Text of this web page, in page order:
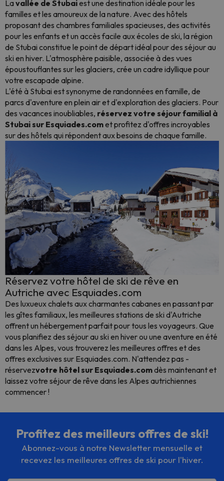
Lavallée de Stubaiest une destination idéale pour les
familles et les amoureux de la nature. Avec des hôtels
proposant des chambres familiales spacieuses, des activités
pour les enfants et un accès facile aux écoles de ski, la région
de Stubai constitue le point de départ idéal pour des séjour au
ski en hiver. L'atmosphère paisible, associée à des vues
époustouflantes sur les glaciers, crée un cadre idyllique pour
votre escapade alpine.
L'été à Stubai est synonyme de randonnées en famille, de
parcs d'aventure en plein air et d'exploration des glaciers. Pour
des vacances inoubliables, réservez votre séjour familial à
Stubai sur Esquiades.comet profitez d'offres incroyables
sur des hôtels qui répondent aux besoins de chaque famille.
Réservez votre hôtel de ski de rêve en
Autriche avec Esquiades.com
Des luxueux chalets aux charmantes cabanes en passant par
les gîtes familiaux, les meilleures stations de ski d'Autriche
offrent un hébergement parfait pour tous les voyageurs. Que
vous planifiez des séjour au ski en hiver ou une aventure en été
dans les Alpes, vous trouverez les meilleures offres et des
offres exclusives sur Esquiades.com. N'attendez pas -
réservezvotre hôtel sur Esquiades.comdès maintenant et
laissez votre séjour de rêve dans les Alpes autrichiennes
commencer !
Profitez des meilleurs offres de ski!
Abonnez-vous à notre Newsletter mensuelle et
recevez les meilleures offres de ski pour l'hiver.